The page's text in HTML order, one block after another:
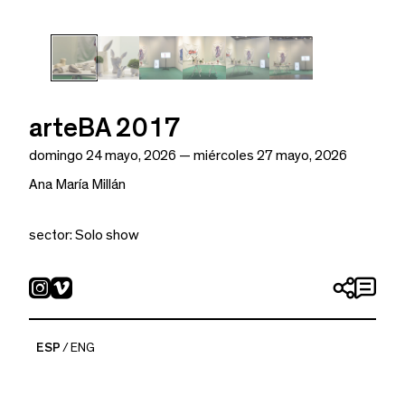
arteBA 2017
domingo 24 mayo, 2026 — miércoles 27 mayo, 2026
Ana María Millán
sector: Solo show
En los últimos años Ana María Millán se ha interesado en
buscar relaciones entre performatividad, movimiento y
animación. Este proyecto presenta piezas que de
ESP ENG